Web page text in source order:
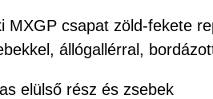
MXGP csapat zöld-fekete
állógallérral,
elülső rész és zsebek